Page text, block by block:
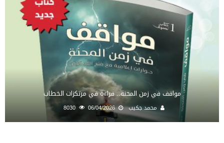
مواقف في زمن المحنة.. قراءة في مرتكزات الخطاب
محمد جكيب 06/04/2026
8030